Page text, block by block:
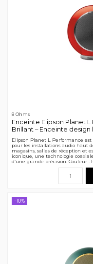
8 Ohms
Enceinte Elipson Planet
Brillant – Enceinte
Elipson Planet L Performance
pour les installations audio haut
magasins, salles de réception et
iconique, une technologie
d’une grande précision. Couleur :
-10%